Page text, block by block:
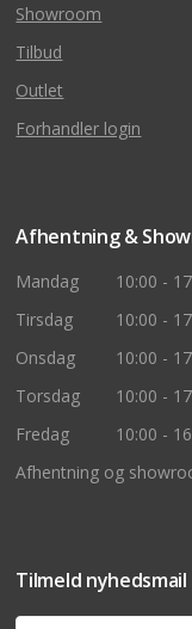
Showroom
Tilbud
Outlet
Forhandler login
Afhentning &
Mandag
10:00 -
Tirsdag
10:00 -
Onsdag
10:00 -
Torsdag
10:00 -
Fredag
10:00 -
Afhentning og
Tilmeld nyhedsmail